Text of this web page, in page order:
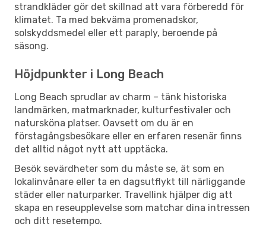
strandkläder gör det skillnad att vara förberedd för
klimatet. Ta med bekväma promenadskor,
solskyddsmedel eller ett paraply, beroende på
säsong.
Höjdpunkter i Long Beach
Long Beach sprudlar av charm – tänk historiska
landmärken, matmarknader, kulturfestivaler och
natursköna platser. Oavsett om du är en
förstagångsbesökare eller en erfaren resenär finns
det alltid något nytt att upptäcka.
Besök sevärdheter som du måste se, ät som en
lokalinvånare eller ta en dagsutflykt till närliggande
städer eller naturparker. Travellink hjälper dig att
skapa en reseupplevelse som matchar dina intressen
och ditt resetempo.